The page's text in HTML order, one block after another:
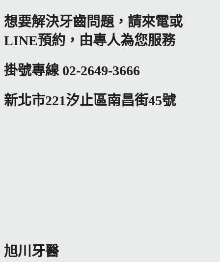
想要解決牙齒問題，請來電或
LINE預約，由專人為您服務
掛號專線 02-2649-3666
新北市221汐止區南昌街45號
旭川牙醫